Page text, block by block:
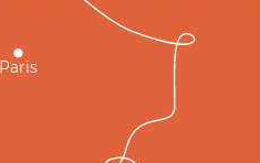
Paris